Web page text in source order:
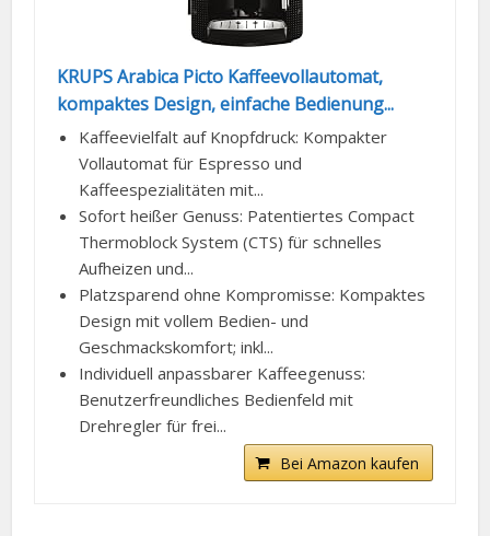
KRUPS Arabica Picto Kaffeevollautomat,
kompaktes Design, einfache Bedienung...
Kaffeevielfalt auf Knopfdruck: Kompakter
Vollautomat für Espresso und
Kaffeespezialitäten mit...
Sofort heißer Genuss: Patentiertes Compact
Thermoblock System (CTS) für schnelles
Aufheizen und...
Platzsparend ohne Kompromisse: Kompaktes
Design mit vollem Bedien- und
Geschmackskomfort; inkl...
Individuell anpassbarer Kaffeegenuss:
Benutzerfreundliches Bedienfeld mit
Drehregler für frei...
Bei Amazon kaufen